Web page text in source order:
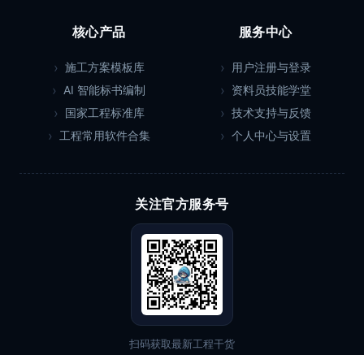
核心产品
施工方案模板库
AI 智能标书编制
国家工程标准库
工程常用软件合集
服务中心
用户注册与登录
资料员技能学堂
技术支持与反馈
个人中心与设置
关注官方服务号
扫码获取最新工程干货